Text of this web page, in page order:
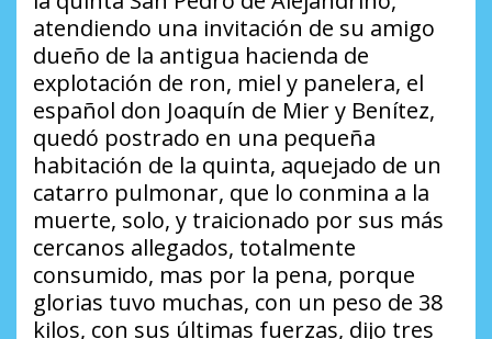
atendiendo una invitación de su amigo
dueño de la antigua hacienda de
explotación de ron, miel y panelera, el
español don Joaquín de Mier y Benítez,
quedó postrado en una pequeña
habitación de la quinta, aquejado de un
catarro pulmonar, que lo conmina a la
muerte, solo, y traicionado por sus más
cercanos allegados, totalmente
consumido, mas por la pena, porque
glorias tuvo muchas, con un peso de 38
kilos, con sus últimas fuerzas, dijo tres